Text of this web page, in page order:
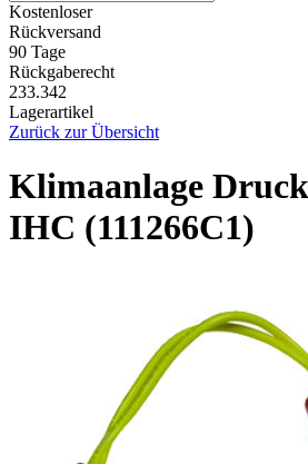
Kostenloser
Rückversand
90 Tage
Rückgaberecht
233.342
Lagerartikel
Zurück zur Übersicht
Klimaanlage
IHC (111266C1)